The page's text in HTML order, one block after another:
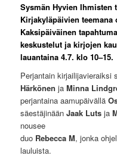
Sysmän Hyvien Ihmisten
Kirjakyläpäivien teemana
Kaksipäiväinen
keskustelut ja kirjojen
lauantaina 4.7. klo 10–15.
Perjantain kirjailijavieraiksi
Härkönen jaMinna
perjantaina aamupäivällä
säestäjinäänJaak Luts ja
nousee
duo Rebecca M, jonka
lauluista.